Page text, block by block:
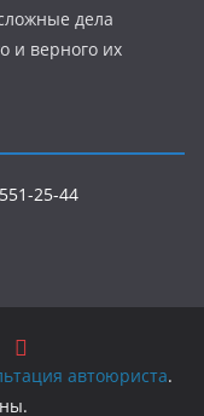
дела
и верного их
25-44
автоюриста.